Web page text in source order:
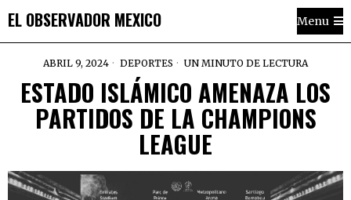
EL OBSERVADOR MEXICO Menu
ABRIL 9, 2024 DEPORTES UN MINUTO DE LECTURA
ESTADO ISLÁMICO AMENAZA LOS
PARTIDOS DE LA CHAMPIONS
LEAGUE